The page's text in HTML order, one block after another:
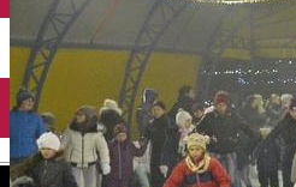
English